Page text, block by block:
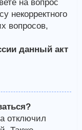
на вопрос
некорректного
вопросов,
данный акт
отключил